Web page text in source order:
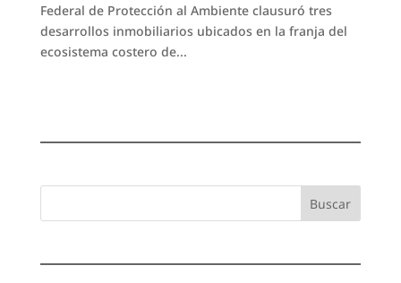
Federal de Protección al Ambiente clausuró tres
desarrollos inmobiliarios ubicados en la franja del
ecosistema costero de...
Buscar